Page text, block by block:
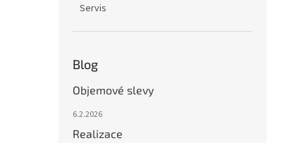
Servis
Blog
Objemové slevy
6.2.2026
Realizace